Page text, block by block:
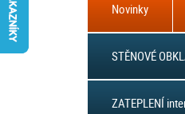
Novinky
STĚNOVÉ
ZATEPLENÍ